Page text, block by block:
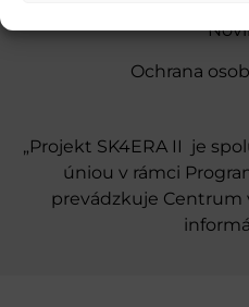
Ochrana
„Projekt SK4ERA II je
úniou v rámci
prevádzkuje